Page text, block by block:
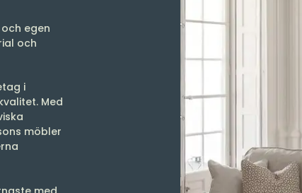
egen
och
i
Med
möbler